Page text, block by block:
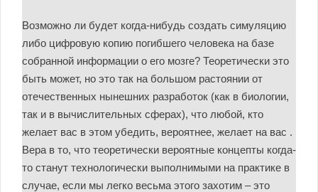
Возможно ли будет когда-нибудь создать симуляцию
либо цифровую копию погибшего человека на базе
собранной информации о его мозге? Теоретически это
быть может, но это так на большом растоянии от
отечественных нынешних разработок (как в биологии,
так и в вычислительных сферах), что любой, кто
желает вас в этом убедить, вероятнее, желает на вас .
Вера в то, что теоретически вероятные концепты когда-
то станут технологически выполнимыми на практике в
случае, если мы легко весьма этого захотим – это